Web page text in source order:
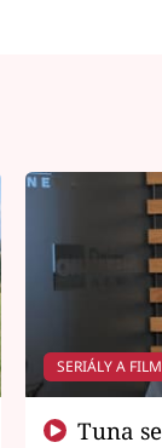
SERIÁLY A